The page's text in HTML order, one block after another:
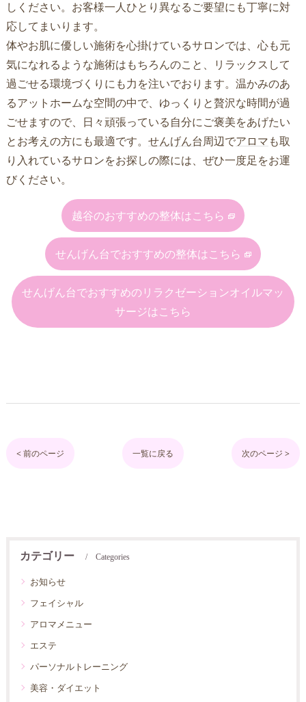
しください。お客様一人ひとり異なるご要望にも丁寧に対
応してまいります。
体やお肌に優しい施術を心掛けているサロンでは、心も元
気になれるような施術はもちろんのこと、リラックスして
過ごせる環境づくりにも力を注いでおります。温かみのあ
るアットホームな空間の中で、ゆっくりと贅沢な時間が過
ごせますので、日々頑張っている自分にご褒美をあげたい
とお考えの方にも最適です。 せんげん台周辺でアロマも取
り入れているサロンをお探しの際には、ぜひ一度足をお運
びください。
越谷のおすすめの整体はこちら
せんげん台でおすすめの整体はこちら
せんげん台でおすすめのリラクゼーションオイルマッ
サージはこちら
< 前のページ 一覧に戻る 次のページ >
カテゴリー Categories
お知らせ
フェイシャル
アロマメニュー
エステ
パーソナルトレーニング
美容・ダイエット